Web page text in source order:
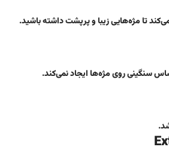
تا مژه‌هایی زیبا و پرپشت داشته باشید.